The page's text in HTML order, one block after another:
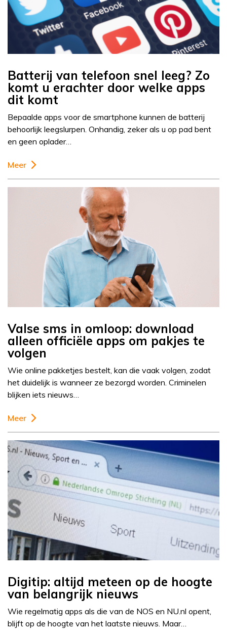
Batterij van telefoon snel leeg? Zo
komt u erachter door welke apps
dit komt
Bepaalde apps voor de smartphone kunnen de batterij
behoorlijk leegslurpen. Onhandig, zeker als u op pad bent
en geen oplader…
Meer
Valse sms in omloop: download
alleen officiële apps om pakjes te
volgen
Wie online pakketjes bestelt, kan die vaak volgen, zodat
het duidelijk is wanneer ze bezorgd worden. Criminelen
blijken iets nieuws…
Meer
Digitip: altijd meteen op de hoogte
van belangrijk nieuws
Wie regelmatig apps als die van de NOS en NU.nl opent,
blijft op de hoogte van het laatste nieuws. Maar…